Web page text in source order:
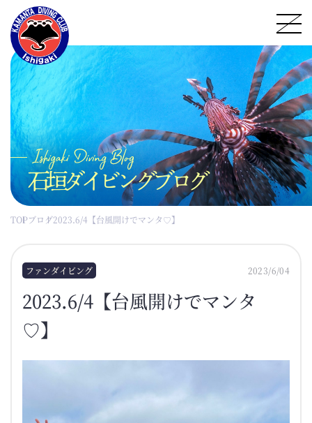
石垣ダイビングブログ
TOPブログ2023.6/4【台風開けでマンタ♡】
ファンダイビング 2023/6/04
2023.6/4【台風開けでマンタ
♡】